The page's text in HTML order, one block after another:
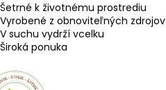
Šetrné k životnému prostrediu
Vyrobené z obnoviteľných zdrojov
V suchu vydrží vcelku
Široká ponuka